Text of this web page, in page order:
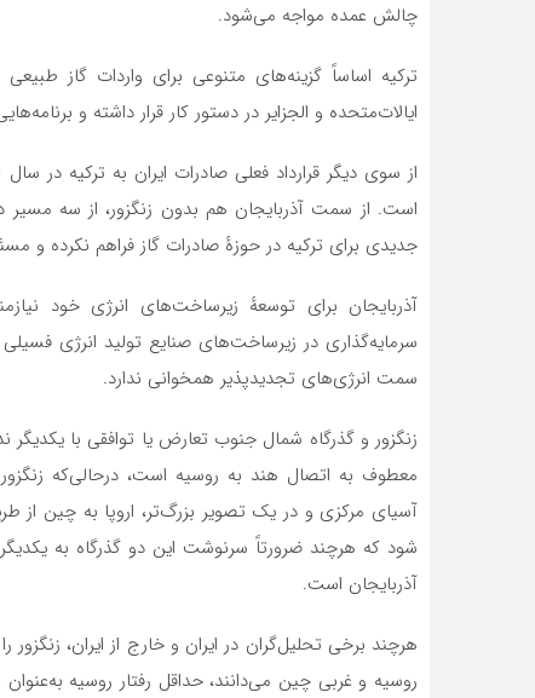
چالش عمده مواجه می‌شود.
ترکیه اساساً گزینه‌های متنوعی برای واردات گاز
ایالات‌متحده و الجزایر در دستور کار قرار داشته و
است. از سمت آذربایجان هم بدون زنگزور، از سه مسیر
جدیدی برای ترکیه در حوزهٔ صادرات گاز فراهم نکرده و
آذربایجان برای توسعهٔ زیرساخت‌های انرژی خود
سرمایه‌گذاری در زیرساخت‌های صنایع تولید انرژی
سمت انرژی‌های تجدیدپذیر همخوانی ندارد.
زنگزور و گذرگاه شمال جنوب تعارض یا توافقی با
معطوف به اتصال هند به روسیه است، درحالی‌که
آسیای مرکزی و در یک تصویر بزرگ‌تر، اروپا به چین از
شود که هرچند ضرورتاً سرنوشت این دو گذرگاه به
آذربایجان است.
هرچند برخی تحلیل‌گران در ایران و خارج از ایران،
روسیه و غربی چین می‌دانند، حداقل رفتار روسیه